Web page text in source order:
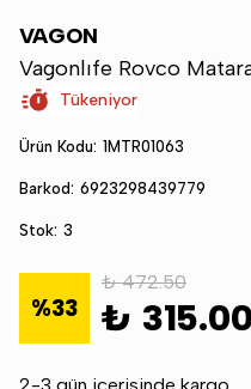
VAGON
Vagonlıfe Rovco
Tükeniyor
Ürün Kodu: 1MTR01063
Barkod: 6923298439779
Stok: 3
%33
₺ 472.50
₺ 315.00